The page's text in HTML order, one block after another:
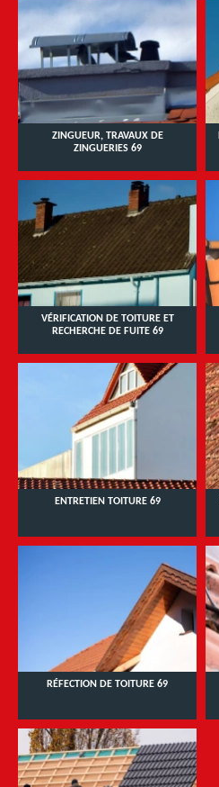
ZINGUEUR, TRAVAUX DE
ZINGUERIES 69
VÉRIFICATION DE TOITURE ET
RECHERCHE DE FUITE 69
ENTRETIEN TOITURE 69
RÉFECTION DE TOITURE 69